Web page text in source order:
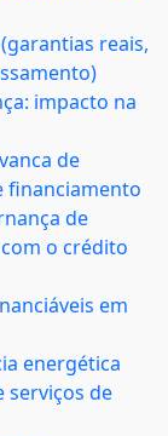
reais,
impacto na
de
financiamento
de
o crédito
em
energética
serviços de